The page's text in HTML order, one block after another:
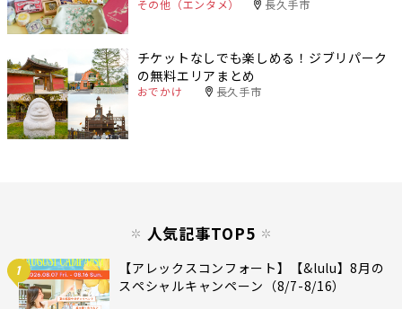
その他（エンタメ） 長久手市
チケットなしでも楽しめる！ジブリパーク
の無料エリアまとめ
おでかけ 長久手市
人気記事TOP5
1
【アレックスコンフォート】【&lulu】8月の
スペシャルキャンペーン（8/7-8/16）